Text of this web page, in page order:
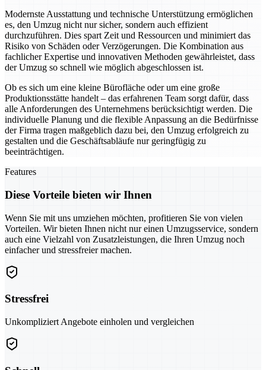
Modernste Ausstattung und technische Unterstützung ermöglichen
es, den Umzug nicht nur sicher, sondern auch effizient
durchzuführen. Dies spart Zeit und Ressourcen und minimiert das
Risiko von Schäden oder Verzögerungen. Die Kombination aus
fachlicher Expertise und innovativen Methoden gewährleistet, dass
der Umzug so schnell wie möglich abgeschlossen ist.
Ob es sich um eine kleine Bürofläche oder um eine große
Produktionsstätte handelt – das erfahrenen Team sorgt dafür, dass
alle Anforderungen des Unternehmens berücksichtigt werden. Die
individuelle Planung und die flexible Anpassung an die Bedürfnisse
der Firma tragen maßgeblich dazu bei, den Umzug erfolgreich zu
gestalten und die Geschäftsabläufe nur geringfügig zu
beeinträchtigen.
Features
Diese Vorteile bieten wir Ihnen
Wenn Sie mit uns umziehen möchten, profitieren Sie von vielen
Vorteilen. Wir bieten Ihnen nicht nur einen Umzugsservice, sondern
auch eine Vielzahl von Zusatzleistungen, die Ihren Umzug noch
einfacher und stressfreier machen.
Stressfrei
Unkompliziert Angebote einholen und vergleichen